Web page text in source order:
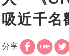
吸近千名
分享